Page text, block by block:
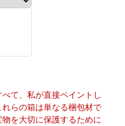
て、私が直接ペイントし
らの箱は単なる梱包材で
を大切に保護するために